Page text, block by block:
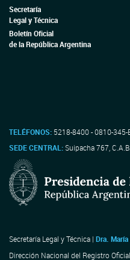
Secretaría
Legal y Técnica
Boletín Oficial
de la República Argentina
TELÉFONOS: 5218-8400 - 0810-345-
SEDE CENTRAL:Suipacha 767,
Secretaría Legal y Técnica | Dra.
Dirección Nacional del Registro